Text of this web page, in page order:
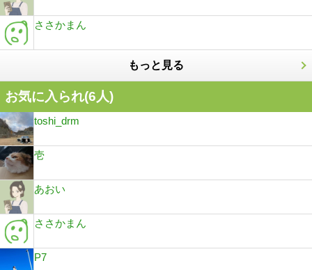
ささかまん
もっと見る
お気に入られ(6人)
toshi_drm
壱
あおい
ささかまん
P7